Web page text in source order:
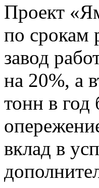
Проект
по срокам
завод
на 20%, а
тонн в
вклад в